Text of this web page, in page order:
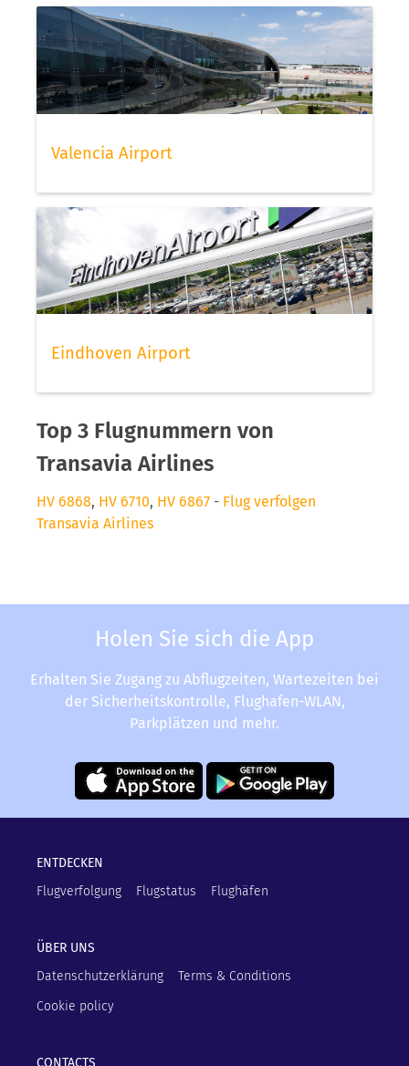
Valencia Airport
Eindhoven Airport
Top 3 Flugnummern von
Transavia Airlines
HV 6868, HV 6710, HV 6867 - Flug verfolgen
Transavia Airlines
Holen Sie sich die App
Erhalten Sie Zugang zu Abflugzeiten, Wartezeiten bei
der Sicherheitskontrolle, Flughafen-WLAN,
Parkplätzen und mehr.
ENTDECKEN
Flugverfolgung
Flugstatus Flughäfen
ÜBER UNS
Datenschutzerklärung
Terms & Conditions
Cookie policy